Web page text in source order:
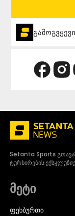
გამოგვყევი
Setanta Sports
ტურნირების
მეტი
ᲤᲔᲮᲑᲣᲠᲗᲘ